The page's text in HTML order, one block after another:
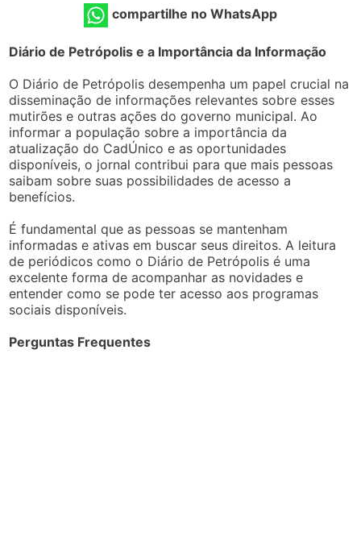
compartilhe no WhatsApp
Diário de Petrópolis e a Importância da Informação
O Diário de Petrópolis desempenha um papel crucial na
disseminação de informações relevantes sobre esses
mutirões e outras ações do governo municipal. Ao
informar a população sobre a importância da
atualização do CadÚnico e as oportunidades
disponíveis, o jornal contribui para que mais pessoas
saibam sobre suas possibilidades de acesso a
benefícios.
É fundamental que as pessoas se mantenham
informadas e ativas em buscar seus direitos. A leitura
de periódicos como o Diário de Petrópolis é uma
excelente forma de acompanhar as novidades e
entender como se pode ter acesso aos programas
sociais disponíveis.
Perguntas Frequentes